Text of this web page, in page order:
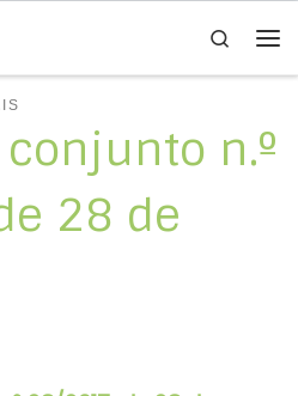
Search
n.º
28 de